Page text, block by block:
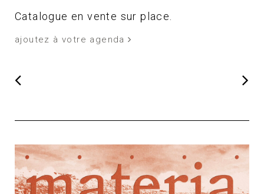
Catalogue en vente sur place.
ajoutez à votre agenda